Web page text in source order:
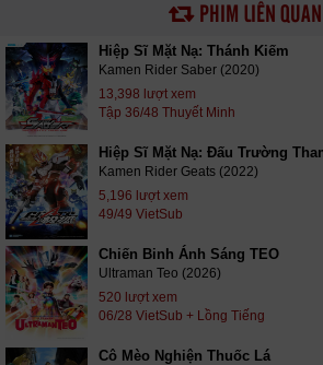
PHIM LIÊN QUAN
Hiệp Sĩ Mặt Nạ: Thánh Kiếm
Kamen Rider Saber (2020)
13,398 lượt xem
Tập 36/48 Thuyết Minh
Hiệp Sĩ Mặt Nạ: Đấu Trường
Kamen Rider Geats (2022)
5,196 lượt xem
49/49 VietSub
Chiến Binh Ánh Sáng TEO
Ultraman Teo (2026)
520 lượt xem
06/28 VietSub + Lồng Tiếng
Cô Mèo Nghiện Thuốc Lá